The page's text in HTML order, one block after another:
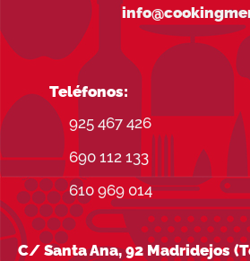
Teléfonos:
925 467 426
690 112 133
610 969 014
C/ Santa Ana, 92 Madridejos